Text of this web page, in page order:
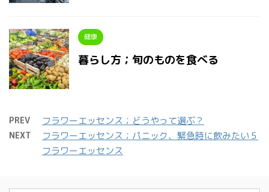
健康
暮らし方；旬のものを食べる
PREV フラワーエッセンス；どうやって選ぶ？
NEXT
フラワーエッセンス；パニック、緊急時に飲みたい５
フラワーエッセンス